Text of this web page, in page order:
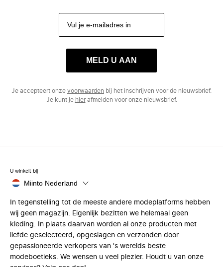
MELD U AAN
Je accepteert onze voorwaarden bij het inschrijven voor de nieuwsbrief.
Je kunt je hierafmelden voor onze nieuwsbrief.
U winkelt bij
Miinto Nederland
In tegenstelling tot de meeste andere modeplatforms hebben
wij geen magazijn. Eigenlijk bezitten we helemaal geen
kleding. In plaats daarvan worden al onze producten met
liefde geselecteerd, opgeslagen en verzonden door
gepassioneerde verkopers van 's werelds beste
modeboetieks. We wensen u veel plezier. Houdt u van onze